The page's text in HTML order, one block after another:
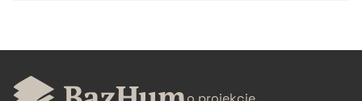
CZYSTY TEKST
pobierz cytat